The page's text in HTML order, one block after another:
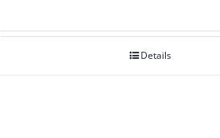
Details